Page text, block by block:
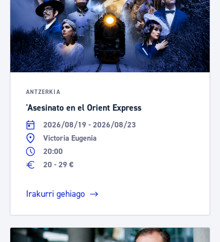
ANTZERKIA
'Asesinato en el Orient Express
2026/08/19 - 2026/08/23
Victoria Eugenia
20:00
20 - 29 €
Irakurri gehiago